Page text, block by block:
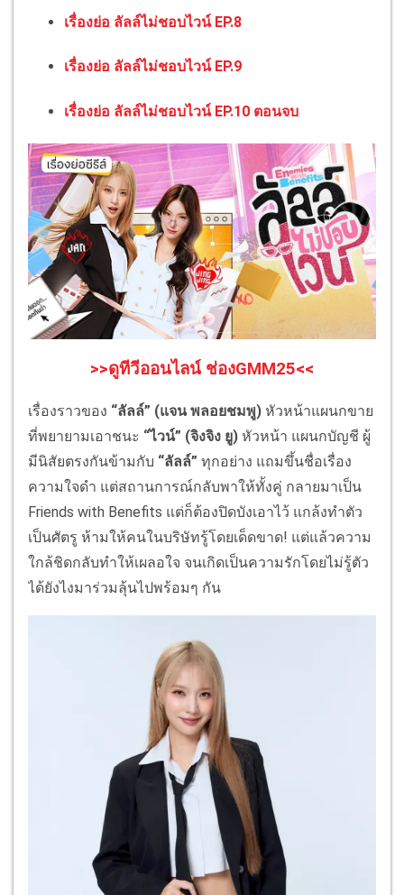
เรื่องย่อ ลัลล์ไม่ชอบไวน์ EP.8
เรื่องย่อ ลัลล์ไม่ชอบไวน์ EP.9
เรื่องย่อ ลัลล์ไม่ชอบไวน์ EP.10 ตอนจบ
>>ดูทีวีออนไลน์ ช่องGMM25<<
เรื่องราวของ “ลัลล์” (แจน พลอยชมพู) หัวหน้าแผนกขาย
ที่พยายามเอาชนะ “ไวน์” (จิงจิง ยู) หัวหน้า แผนกบัญชี ผู้
มีนิสัยตรงกันข้ามกับ “ลัลล์” ทุกอย่าง แถมขึ้นชื่อเรื่อง
ความใจดำ แต่สถานการณ์กลับพาให้ทั้งคู่ กลายมาเป็น
Friends with Benefits แต่ก็ต้องปิดบังเอาไว้ แกล้งทำตัว
เป็นศัตรู ห้ามให้คนในบริษัทรู้โดยเด็ดขาด! แต่แล้วความ
ใกล้ชิดกลับทำให้เผลอใจ จนเกิดเป็นความรักโดยไม่รู้ตัว
ได้ยังไงมาร่วมลุ้นไปพร้อมๆ กัน